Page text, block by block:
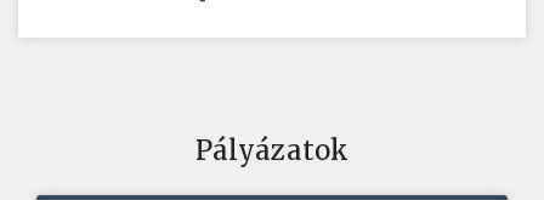
Pályázatok